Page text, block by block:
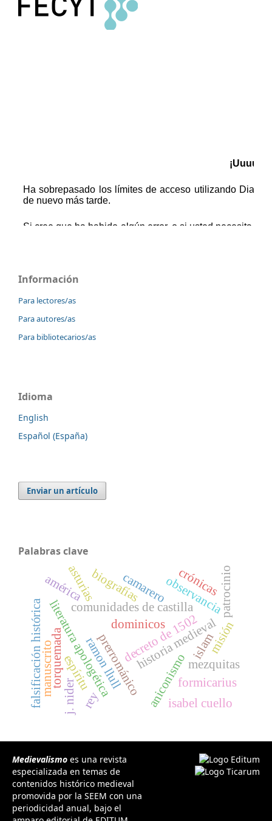
Información
Para lectores/as
Para autores/as
Para bibliotecarios/as
Idioma
English
Español (España)
Enviar un artículo
Palabras clave
historia medieval
prerrománicoaniconismo
islam
decreto de 1502mezquitas
ramon llull misión
literatura apologética
comunidades de castilla patrocinio
biografías
falsificación histórica dominicos
observancia
torquemada formicarius
espíritu
j. nider
asturias
manuscrito
camarero
isabel cuello
crónicas
rey
américa
Medievalismo es una revista
especializada en temas de
contenidos histórico medieval
promovida por la SEEM con una
periodicidad anual, bajo el